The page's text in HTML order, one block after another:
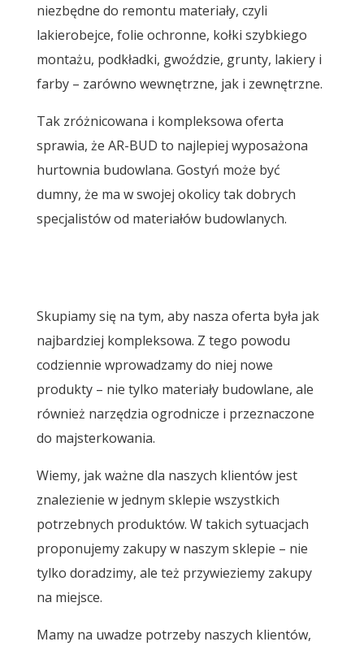
niezbędne do remontu materiały, czyli
lakierobejce, folie ochronne, kołki szybkiego
montażu, podkładki, gwoździe, grunty, lakiery i
farby – zarówno wewnętrzne, jak i zewnętrzne.
Tak zróżnicowana i kompleksowa oferta
sprawia, że AR-BUD to najlepiej wyposażona
hurtownia budowlana. Gostyń może być
dumny, że ma w swojej okolicy tak dobrych
specjalistów od materiałów budowlanych.
Skupiamy się na tym, aby nasza oferta była jak
najbardziej kompleksowa. Z tego powodu
codziennie wprowadzamy do niej nowe
produkty – nie tylko materiały budowlane, ale
również narzędzia ogrodnicze i przeznaczone
do majsterkowania.
Wiemy, jak ważne dla naszych klientów jest
znalezienie w jednym sklepie wszystkich
potrzebnych produktów. W takich sytuacjach
proponujemy zakupy w naszym sklepie – nie
tylko doradzimy, ale też przywieziemy zakupy
na miejsce.
Mamy na uwadze potrzeby naszych klientów,